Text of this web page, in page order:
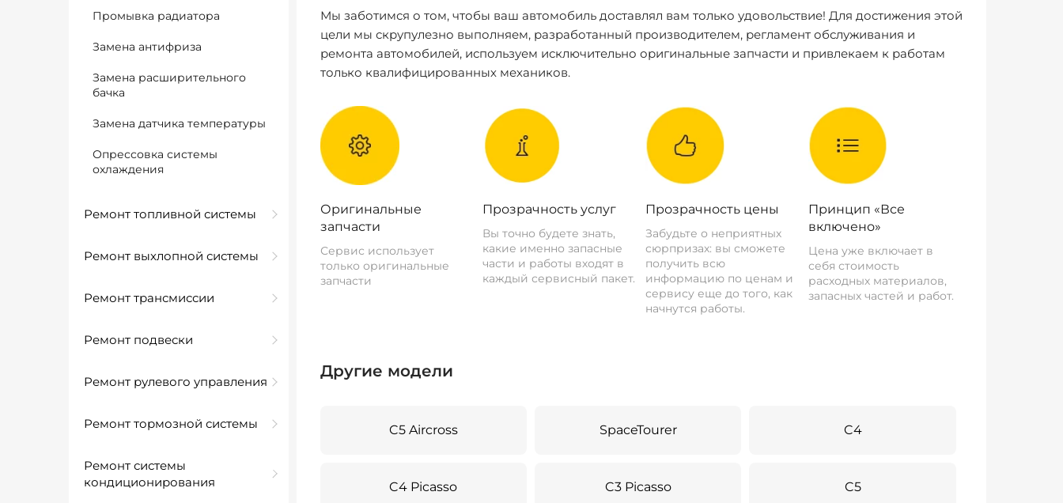
Промывка радиатора
Замена антифриза
Замена расширительного
бачка
Замена датчика температуры
Опрессовка системы
охлаждения
Ремонт топливной системы
Ремонт выхлопной системы
Ремонт трансмиссии
Ремонт подвески
Ремонт рулевого управления
Ремонт тормозной системы
Ремонт системы
кондиционирования
Мы заботимся о том, чтобы ваш автомобиль доставлял вам только удовольствие! Для достижения этой
цели мы скрупулезно выполняем, разработанный производителем, регламент обслуживания и
ремонта автомобилей, используем исключительно оригинальные запчасти и привлекаем к работам
только квалифицированных механиков.
Оригинальные
запчасти
Сервис использует
только оригинальные
запчасти
Прозрачность услуг
Вы точно будете знать,
какие именно запасные
части и работы входят в
каждый сервисный пакет.
Прозрачность цены
Забудьте о неприятных
сюрпризах: вы сможете
получить всю
информацию по ценам и
сервису еще до того, как
начнутся работы.
Принцип «Все
включено»
Цена уже включает в
себя стоимость
расходных материалов,
запасных частей и работ.
Другие модели
C5 Aircross SpaceTourer C4
C4 Picasso C3 Picasso C5